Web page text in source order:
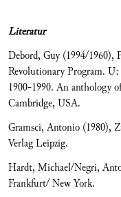
Literatur
Debord, Guy (1994/1960),
Revolutionary Program.
1900-1990. An anthology
Cambridge, USA.
Gramsci, Antonio (1980),
Verlag Leipzig.
Hardt, Michael/Negri,
Frankfurt/ New York.